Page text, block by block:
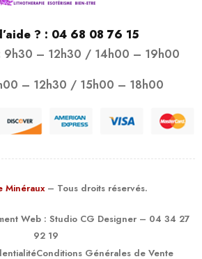
? : 04 68 08 76 15
9h30 – 12h30 / 14h00 – 19h00
– 12h30 / 15h00 – 18h00
Minéraux – Tous droits réservés.
Web : Studio CG Designer– 04 34 27
92 19
Conditions Générales de Vente